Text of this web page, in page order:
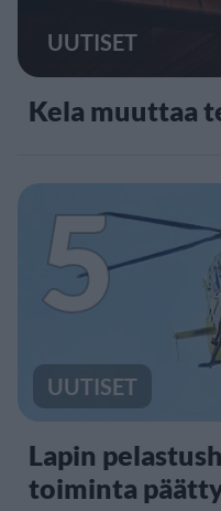
UUTISET
Kela muuttaa
5
UUTISET
Lapin
toiminta